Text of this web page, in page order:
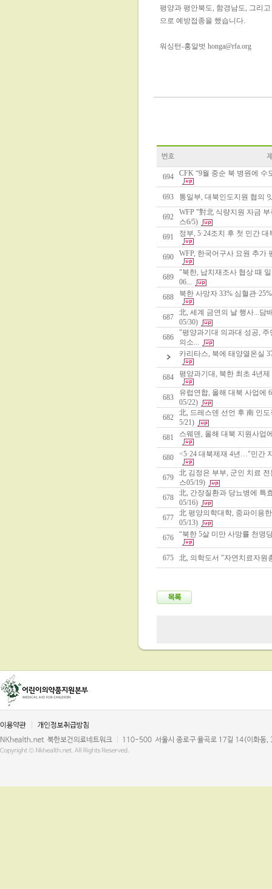
평양과 평안북도, 함경남도, 그리
으로 예방접종을 했습니다.
워싱턴-홍알벗 honga@rfa.org
694 CFK “9월 중순 북 병원에 수
693 통일부, 대북인도지원 협의
692
WFP "對北 식량지원 자금
스6/5)
691
정부, 5·24조치 후 첫 민간
690 WFP, 한국어구사 요원 추가
689
"북한, 납치재조사 협상 때
06...
688
북한 사망자 33% 심혈관
687
北, 세계 금연의 날 행사...담
05/30)
686
"평양과기대 의과대 성공,
의소...
카리타스, 북에 태양열온실
684 평양과기대, 북한 최초 4년
683
유럽연합, 올해 대북 사업에
05/22)
682
北, 드레스덴 선언 후 南 인
5/21)
681
스웨덴, 올해 대북 지원사업
680 <5·24 대북제재 4년…"민간
679
北 김정은 부부, 군인 치료
스05/19)
678
北, 간장질환과 당뇨병에 특
05/16)
677
北 평양의학대학, 중파이용
05/13)
676
“북한 5살 미만 사망률 천명
675 北, 의학도서 "자연치료자원